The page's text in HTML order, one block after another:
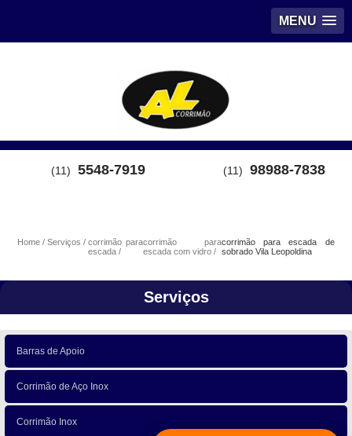
MENU
(11) 5548-7919 (11) 98988-7838
Home Serviços
corrimão para
escada
corrimão para
escada com vidro
corrimão para escada de
sobrado Vila Leopoldina
Serviços
Barras de Apoio
Corrimão de Aço Inox
Corrimão Inox